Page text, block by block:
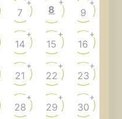
7
+
8 9
+
14
+
15
+
16
+
21
+
22
+
23
+
28
+
29
+
30
+